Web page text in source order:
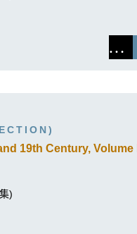
19th Century, Volume I
)